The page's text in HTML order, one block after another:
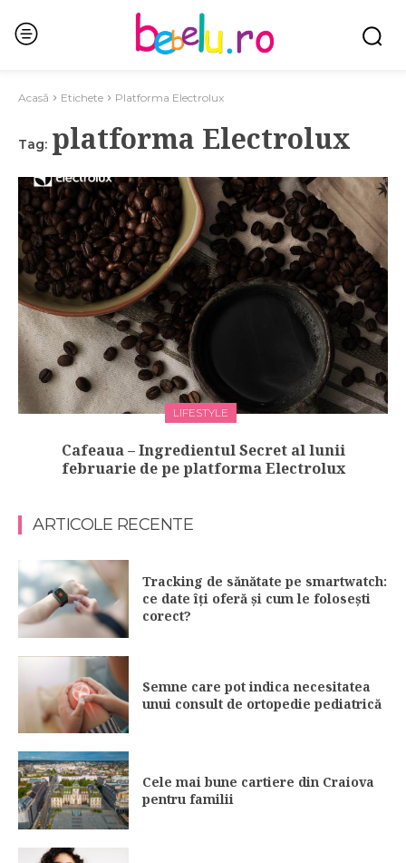
Acasă Etichete Platforma Electrolux
Tag: platforma Electrolux
LIFESTYLE
Cafeaua – Ingredientul Secret al lunii
februarie de pe platforma Electrolux
ARTICOLE RECENTE
Tracking de sănătate pe smartwatch:
ce date îți oferă și cum le folosești
corect?
Semne care pot indica necesitatea
unui consult de ortopedie pediatrică
Cele mai bune cartiere din Craiova
pentru familii